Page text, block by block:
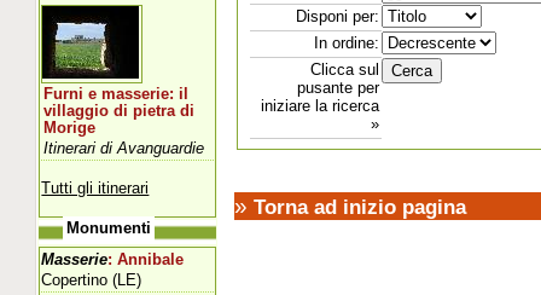
Disponi per:
In ordine:
Clicca sul
pusante per
iniziare la ricerca
»
» Torna ad inizio pagina
Furni e masserie: il
villaggio di pietra di
Morige
Itinerari di Avanguardie
Tutti gli itinerari
Monumenti
Masserie: Annibale
Copertino (LE)